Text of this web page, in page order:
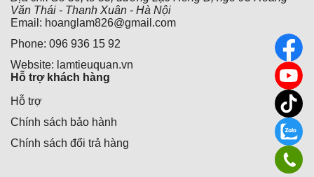
Văn Thái - Thanh Xuân - Hà Nội
Email: hoanglam826@gmail.com
Phone: 096 936 15 92
Website: lamtieuquan.vn
Hỗ trợ khách hàng
Hỗ trợ
Chính sách bảo hành
Chính sách đổi trả hàng